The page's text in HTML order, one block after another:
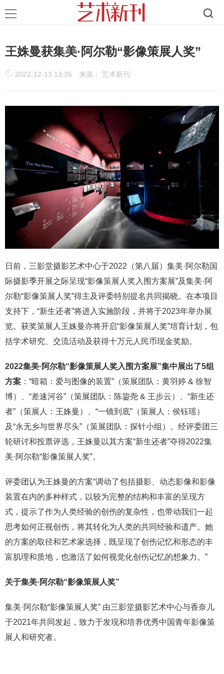
王姝曼获集美·阿尔勒“影像策展人奖”
2022-12-13 13:35 来源： 艺术新刊
日前，三影堂摄影艺术中心于2022（第八届）集美·阿尔勒国
际摄影季开展之际呈现“影像策展人奖入围方案展”及集美·阿
尔勒“影像策展人奖”得主及评委特别提名共同揭晓。在本项目
支持下，“新生还者”将进入实施阶段，并将于2023年举办展
览。获奖策展人王姝曼亦将开启“影像策展人奖”培育计划，包
括学术研究、交流活动及获得十万元人民币现金奖励。
2022集美·阿尔勒“影像策展人奖入围方案展”集中展出了5组
方案 ：“暗箱：爱与图像的装置”（策展团队：黄羽婷 & 徐智
博）、“差速河谷”（策展团队：陈鋆尧 & 王步云）、“新生还
者”（策展人：王姝曼）、“一镜到底”（策展人：侯钰瑶）
及“永无乡与世界尽头”（策展团队：探针小组）。经评委团三
轮研讨和投票评选，王姝曼以其方案“新生还者”夺得2022集
美·阿尔勒“影像策展人奖”。
评委团认为王姝曼的方案“调动了包括摄影、动态影像和影像
装置在内的多种样式，以较为完整的结构和丰富的呈现方
式，提示了作为人类经验的创伤的复杂性，也带动我们一起
思考如何正视创伤，将其转化为人类的共同经验和遗产。她
的方案的取径和艺术家选择，既呈现了创伤记忆和形态的丰
富肌理和质地，也激活了如何视觉化创伤记忆的想象力。”
关于集美·阿尔勒“影像策展人奖”
集美·阿尔勒“影像策展人奖” 由三影堂摄影艺术中心与香奈儿
于2021年共同发起，致力于发现和培养优秀中国青年影像策
展人和研究者。